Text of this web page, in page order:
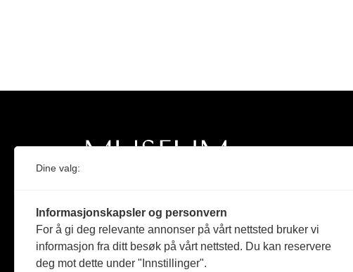
Medlem i Norsk tidsskriftforening og
Fagpressen
Støttet av Kulturrådet og Norges
Dine valg:
Informasjonskapsler og personvern
For å gi deg relevante annonser på vårt nettsted bruker vi
informasjon fra ditt besøk på vårt nettsted. Du kan reservere
deg mot dette under "Innstillinger".